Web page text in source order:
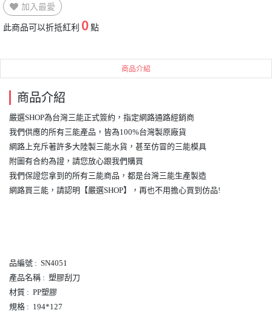
加入最愛
此商品可以折抵紅利 0點
商品介紹
商品介紹
嚴選SHOP為台灣三能正式簽約，指定網路通路經銷商
我們供應的所有三能產品，皆為100%台灣製原廠貨
網路上充斥著許多大陸製三能水貨，甚至仿冒的三能模具
附圖有合約為證，請您放心跟我們購買
我們保證您拿到的所有三能商品，都是台灣三能生產製造
網路買三能，請認明【嚴選SHOP】，再也不用擔心買到仿品!
品編號 : SN4051
產品名稱 : 塑膠刮刀
材質 : PP塑膠
規格 : 194*127